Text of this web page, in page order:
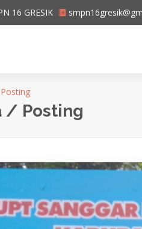
16 GRESIK
Posting
/ Posting